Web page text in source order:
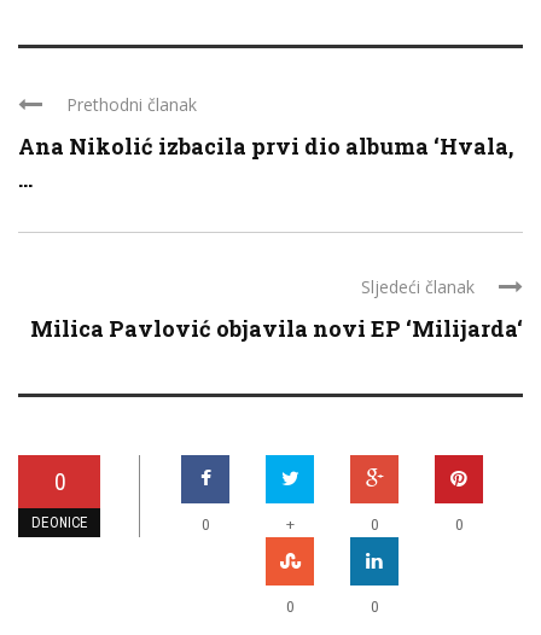
Prethodni članak
Ana Nikolić izbacila prvi dio albuma ‘Hvala,
...
Sljedeći članak
Milica Pavlović objavila novi EP ‘Milijarda‘
0
DEONICE 0 + 0 0
0 0